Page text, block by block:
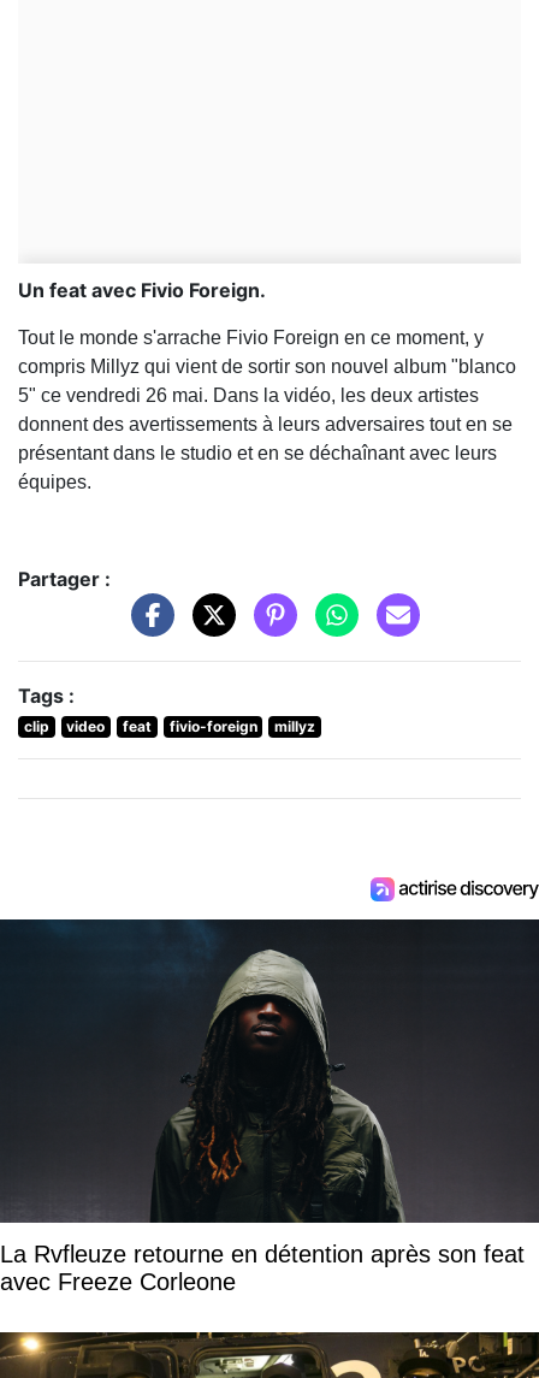
Un feat avec Fivio Foreign.
Tout le monde s'arrache Fivio Foreign en ce moment, y
compris Millyz qui vient de sortir son nouvel album "blanco
5" ce vendredi 26 mai. Dans la vidéo, les deux artistes
donnent des avertissements à leurs adversaires tout en se
présentant dans le studio et en se déchaînant avec leurs
équipes.
Partager :
Tags :
clip video feat fivio-foreign millyz
La Rvfleuze retourne en détention après son feat
avec Freeze Corleone